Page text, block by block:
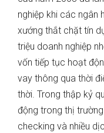
nghiệp khi các ngân
xướng thắt chặt tín
triệu doanh nghiệp
vốn tiếp tục hoạt
vay thông qua thời
thời. Trong thập kỷ
động trong thị
checking và nhiều